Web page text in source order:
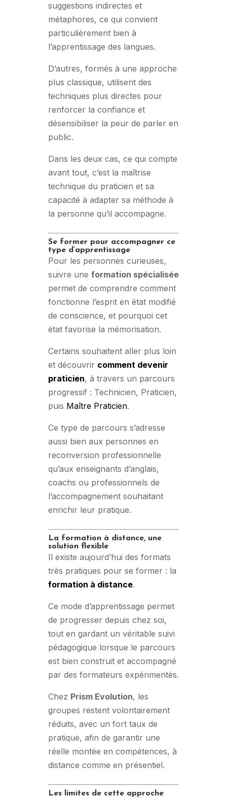
suggestions indirectes et
métaphores, ce qui convient
particulièrement bien à
l’apprentissage des langues.
D’autres, formés à une approche
plus classique, utilisent des
techniques plus directes pour
renforcer la confiance et
désensibiliser la peur de parler en
public.
Dans les deux cas, ce qui compte
avant tout, c’est la maîtrise
technique du praticien et sa
capacité à adapter sa méthode à
la personne qu’il accompagne.
Se former pour accompagner ce
type d’apprentissage
Pour les personnes curieuses,
suivre une formation spécialisée
permet de comprendre comment
fonctionne l’esprit en état modifié
de conscience, et pourquoi cet
état favorise la mémorisation.
Certains souhaitent aller plus loin
et découvrir comment devenir
praticien, à travers un parcours
progressif : Technicien, Praticien,
puis Maître Praticien.
Ce type de parcours s’adresse
aussi bien aux personnes en
reconversion professionnelle
qu’aux enseignants d’anglais,
coachs ou professionnels de
l’accompagnement souhaitant
enrichir leur pratique.
La formation à distance, une
solution flexible
Il existe aujourd’hui des formats
très pratiques pour se former : la
formation à distance.
Ce mode d’apprentissage permet
de progresser depuis chez soi,
tout en gardant un véritable suivi
pédagogique lorsque le parcours
est bien construit et accompagné
par des formateurs expérimentés.
Chez Prism Evolution, les
groupes restent volontairement
réduits, avec un fort taux de
pratique, afin de garantir une
réelle montée en compétences, à
distance comme en présentiel.
Les limites de cette approche